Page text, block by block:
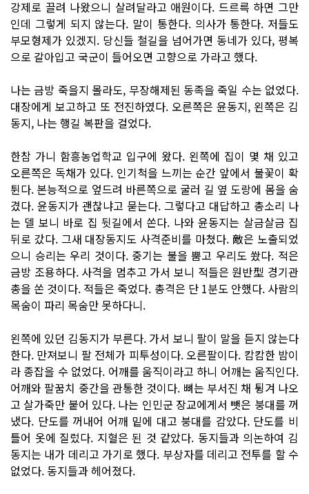
강제로 끌려 나왔으니 살려달라고 애원이다. 드르륵 하면 그만
인데 그렇게 되지 않는다. 말이 통한다. 의사가 통한다. 저들도
부모형제가 있겠지. 당신들 철길을 넘어가면 동네가 있다, 평복
으로 갈아입고 국군이 들어오면 고향으로 가라고 했다.
나는 금방 죽을지 몰라도, 무장해제된 동족을 죽일 수는 없었다.
대장에게 보고하고 또 전진하였다. 오른쪽은 윤동지, 왼쪽은 김
동지, 나는 행길 복판을 걸었다.
한참 가니 함흥농업학교 입구에 왔다. 왼쪽에 집이 몇 채 있고
오른쪽은 독채가 있다. 인기척을 느끼는 순간 앞에서 불꽃이 확
튄다. 본능적으로 엎드려 바른쪽으로 굴러 길 옆 도랑에 몸을 숨
겼다. 윤동지가 괜찮냐고 묻는다. 그렇다고 대답하고 총소리 나
는 델 보니 바로 집 뒷길에서 쏜다. 나와 윤동지는 살금살금 집
뒤로 갔다. 그새 대장동지도 사격준비를 마쳤다. 敵은 노출되었
으니 승리는 우리 것이다. 중기는 불을 뿜고 우리도 쐈다. 적은
금방 조용하다. 사격을 멈추고 가서 보니 적들은 원반型 경기관
총을 쏜 것이다. 적들은 죽었다. 총격은 단 1분도 안했다. 사람의
목숨이 파리 목숨만 못하다니.
왼쪽에 있던 김동지가 부른다. 가서 보니 팔이 말을 듣지 않는다
한다. 만져보니 팔 전체가 피투성이다. 오른팔이다. 캄캄한 밤이
라 종잡을 수 없었다. 어깨를 움직이라고 하니 어깨는 움직인다.
어깨와 팔꿈치 중간을 관통한 것이다. 뼈는 부서진 채 튕겨 나오
고 살가죽만 붙어 있다. 나는 인민군 장교에게서 뺏은 붕대를 꺼
냈다. 단도를 꺼내어 어깨 밑에 대고 붕대를 감았다. 단도를 비
틀어 옷에 질렀다. 지혈은 된 것 같았다. 동지들과 의논하여 김
동지는 내가 데리고 가기로 했다. 부상자를 데리고 전투를 할 수
없었다. 동지들과 헤어졌다.